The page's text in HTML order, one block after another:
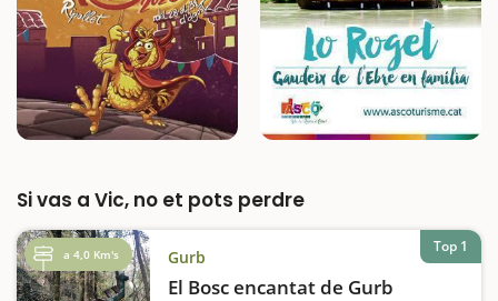
Si vas a Vic, no et pots perdre
a 4,0 Km's Gurb
El Bosc encantat de Gurb
Top 1